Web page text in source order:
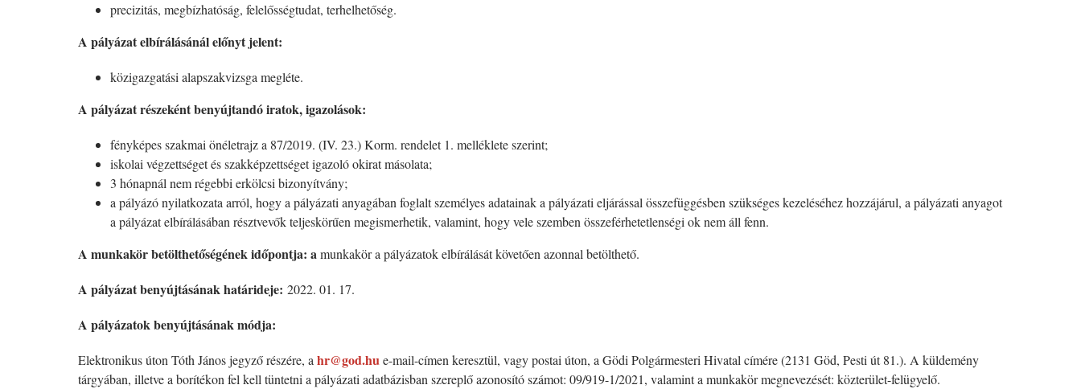
precizitás, megbízhatóság, felelősségtudat, terhelhetőség.
A pályázat elbírálásánál előnyt jelent:
közigazgatási alapszakvizsga megléte.
A pályázat részeként benyújtandó iratok, igazolások:
fényképes szakmai önéletrajz a 87/2019. (IV. 23.) Korm. rendelet 1. melléklete szerint;
iskolai végzettséget és szakképzettséget igazoló okirat másolata;
3 hónapnál nem régebbi erkölcsi bizonyítvány;
a pályázó nyilatkozata arról, hogy a pályázati anyagában foglalt személyes adatainak a pályázati eljárással összefüggésben szükséges kezeléséhez hozzájárul, a pályázati anyagot
a pályázat elbírálásában résztvevők teljeskörűen megismerhetik, valamint, hogy vele szemben összeférhetetlenségi ok nem áll fenn.
A munkakör betölthetőségének időpontja: amunkakör a pályázatok elbírálását követően azonnal betölthető.
A pályázat benyújtásának határideje: 2022. 01. 17.
A pályázatok benyújtásának módja:
Elektronikus úton Tóth János jegyző részére, a hr@god.hue-mail-címen keresztül, vagy postai úton, a Gödi Polgármesteri Hivatal címére (2131 Göd, Pesti út 81.). A küldemény
tárgyában, illetve a borítékon fel kell tüntetni a pályázati adatbázisban szereplő azonosító számot: 09/919-1/2021, valamint a munkakör megnevezését: közterület-felügyelő.